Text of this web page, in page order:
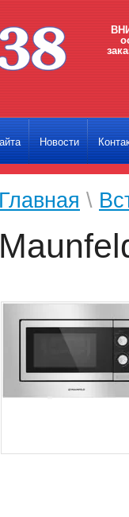
Новости
Главная \